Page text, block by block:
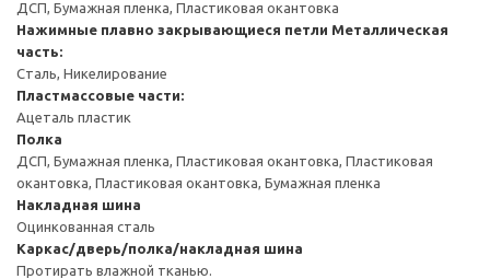
ДСП, Бумажная пленка, Пластиковая окантовка
Нажимные плавно закрывающиеся петли Металлическая
часть:
Сталь, Никелирование
Пластмассовые части:
Ацеталь пластик
Полка
ДСП, Бумажная пленка, Пластиковая окантовка, Пластиковая
окантовка, Пластиковая окантовка, Бумажная пленка
Накладная шина
Оцинкованная сталь
Каркас/дверь/полка/накладная шина
Протирать влажной тканью.